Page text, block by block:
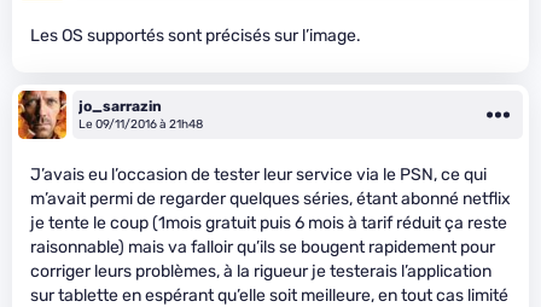
Les OS supportés sont précisés sur l’image.
jo_sarrazin
Le 09/11/2016 à 21h48
J’avais eu l’occasion de tester leur service via le PSN, ce qui
m’avait permi de regarder quelques séries, étant abonné netflix
je tente le coup (1mois gratuit puis 6 mois à tarif réduit ça reste
raisonnable) mais va falloir qu’ils se bougent rapidement pour
corriger leurs problèmes, à la rigueur je testerais l’application
sur tablette en espérant qu’elle soit meilleure, en tout cas limité